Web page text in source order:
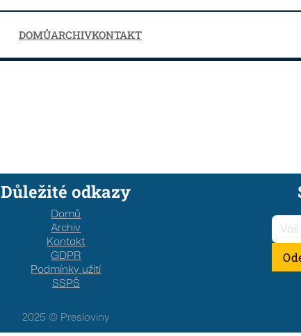
DOMŮARCHIVKONTAKT
Důležité odkazy
Domů
Archiv
Kontakt
GDPR
Podmínky užití
SSPŠ
2025 © Presloviny